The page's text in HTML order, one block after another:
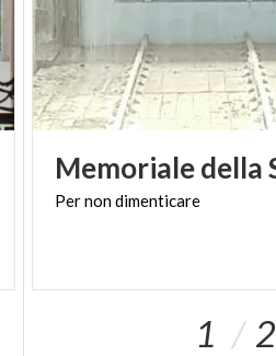
Memorialedella
Pernondimenticare
1